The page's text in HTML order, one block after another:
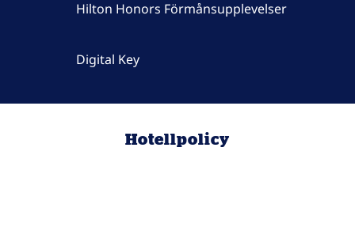
Hilton Honors Förmånsupplevelser
Digital Key
Hotellpolicy